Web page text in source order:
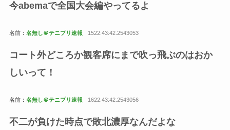
今abemaで全国大会編やってるよ
名前： 名無し＠テニプリ速報 1522:43:42.2543053
コート外どころか観客席にまで吹っ飛ぶのはおか
しいって！
名前： 名無し＠テニプリ速報 1622:43:42.2543056
不二が負けた時点で敗北濃厚なんだよな